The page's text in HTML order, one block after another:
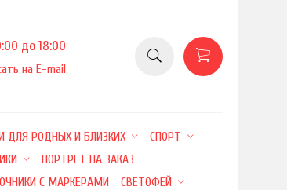
до 18:00
на E-mail
ДЛЯ РОДНЫХ И БЛИЗКИХ
СПОРТ
ПОРТРЕТ НА ЗАКАЗ
С МАРКЕРАМИ
СВЕТОФЕЙ